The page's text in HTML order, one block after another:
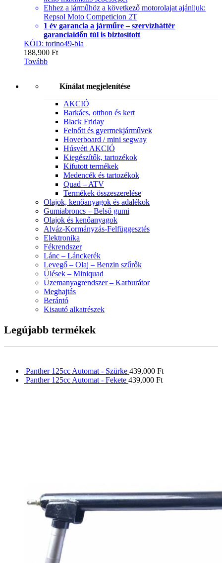
Ehhez a járműhöz a következő motorolajat ajánljuk:
Repsol Moto Competicion 2T
1 év garancia a járműre – szervízháttér
garanciaidőn túl is biztosított
KÓD: torino49-bla
188,900 Ft
Tovább
Kínálat megjelenítése
AKCIÓ
Barkács, otthon és kert
Black Friday
Felnőtt és gyermekjárművek
Hoverboard / mini segway
Húsvéti AKCIÓ
Kiegészítők, tartozékok
Kifutott termékek
Medencék és tartozékok
Quad – ATV
Termékek összeszerelése
Olajok, kenőanyagok és adalékok
Gumiabroncs – Belső gumi
Olajok és kenőanyagok
Alváz-Kormányzás-Felfüggesztés
Elektronika
Fékrendszer
Lánc – Lánckerék
Levegő – Olaj – Benzin szűrők
Ülések – Miniquad
Üzemanyagrendszer – Karburátor
Meghajtás
Berántó
Kisautó alkatrészek
Legújabb termékek
Panther 125cc Automat - Szürke 439,000 Ft
Panther 125cc Automat - Fekete 439,000 Ft